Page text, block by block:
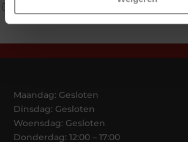
Maandag: Gesloten
Dinsdag: Gesloten
Woensdag: Gesloten
Donderdag: 12:00 – 17:00